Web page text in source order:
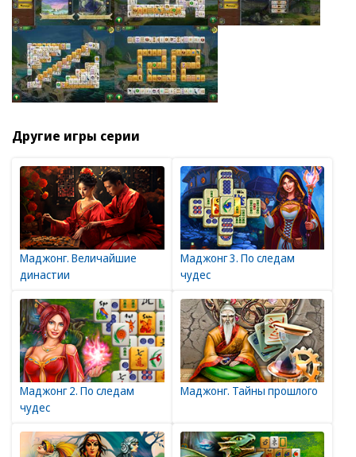
Другие игры серии
Маджонг. Величайшие
династии
Маджонг 3. По следам
чудес
Маджонг 2. По следам
чудес
Маджонг. Тайны прошлого